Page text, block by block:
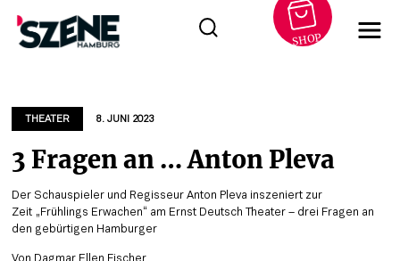
springen
SHOP
THEATER 8. JUNI 2023
3 Fragen an … Anton Pleva
Der Schauspieler und Regisseur Anton Pleva inszeniert zur
Zeit „Frühlings Erwachen“ am Ernst Deutsch Theater – drei Fragen an
den gebürtigen Hamburger